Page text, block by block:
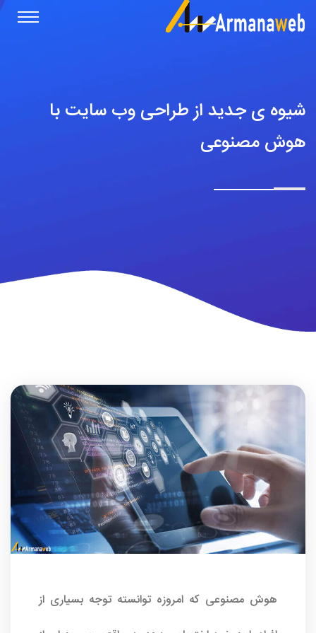
شیوه ی جدید از طراحی وب سایت با
هوش مصنوعی
هوش مصنوعی که امروزه توانسته توجه بسیاری از